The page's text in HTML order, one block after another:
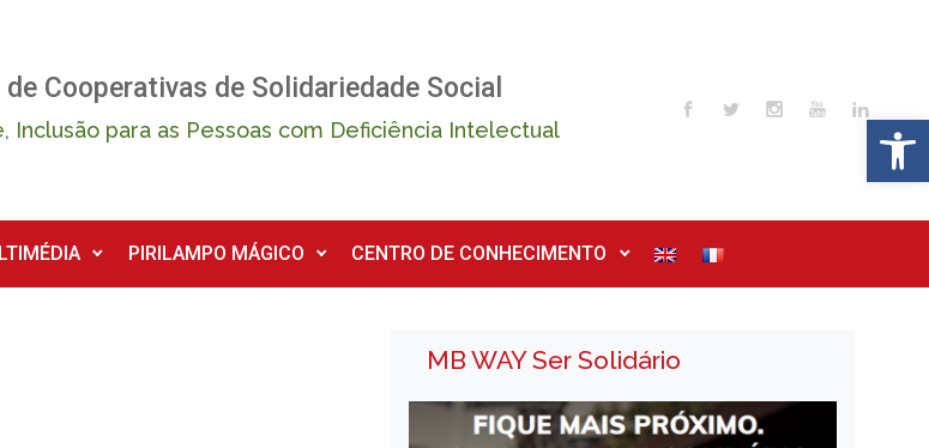
Cooperativas de Solidariedade Social
Inclusão para as Pessoas com Deficiência Intelectual
PIRILAMPO MÁGICO CENTRO DE CONHECIMENTO
MB WAY Ser Solidário